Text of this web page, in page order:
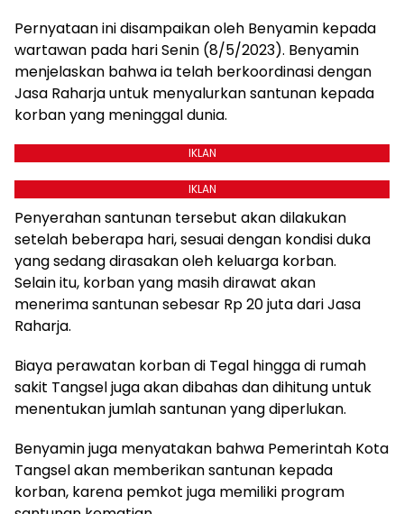
Pernyataan ini disampaikan oleh Benyamin kepada
wartawan pada hari Senin (8/5/2023). Benyamin
menjelaskan bahwa ia telah berkoordinasi dengan
Jasa Raharja untuk menyalurkan santunan kepada
korban yang meninggal dunia.
IKLAN
IKLAN
Penyerahan santunan tersebut akan dilakukan
setelah beberapa hari, sesuai dengan kondisi duka
yang sedang dirasakan oleh keluarga korban.
Selain itu, korban yang masih dirawat akan
menerima santunan sebesar Rp 20 juta dari Jasa
Raharja.
Biaya perawatan korban di Tegal hingga di rumah
sakit Tangsel juga akan dibahas dan dihitung untuk
menentukan jumlah santunan yang diperlukan.
Benyamin juga menyatakan bahwa Pemerintah Kota
Tangsel akan memberikan santunan kepada
korban, karena pemkot juga memiliki program